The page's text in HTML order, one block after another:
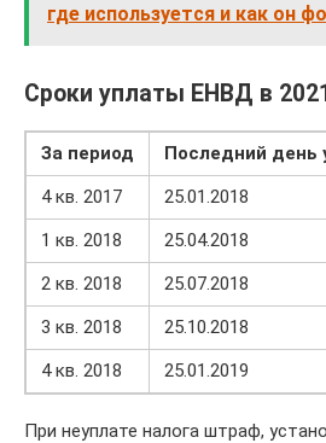
где используется и как он
Сроки уплаты ЕНВД в
За период
Последний день
4 кв. 2017
25.01.2018
1 кв. 2018
25.04.2018
2 кв. 2018
25.07.2018
3 кв. 2018
25.10.2018
4 кв. 2018
25.01.2019
При неуплате налога штраф,